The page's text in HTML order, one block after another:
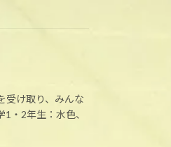
受け取り、みんな
・2年生：水色、